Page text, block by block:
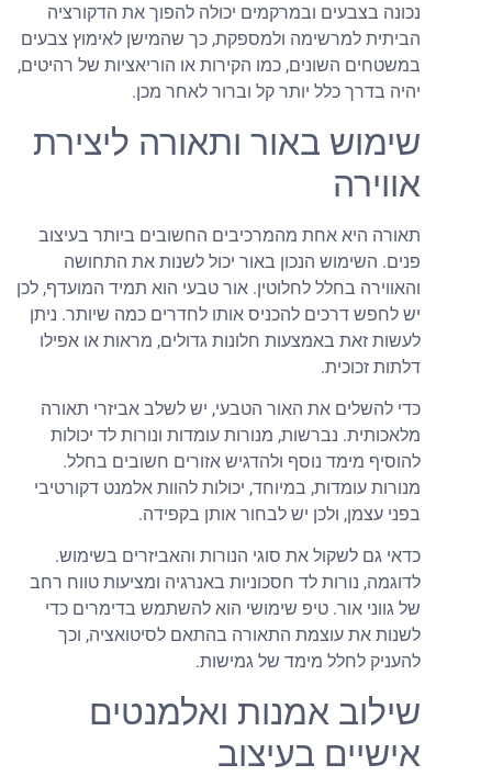
נכונה בצבעים ובמרקמים יכולה להפוך את הדקורציה
הביתית למרשימה ולמספקת, כך שהמישן לאימוץ צבעים
במשטחים השונים, כמו הקירות או הוריאציות של רהיטים,
יהיה בדרך כלל יותר קל וברור לאחר מכן.
שימוש באור ותאורה ליצירת
אווירה
תאורה היא אחת מהמרכיבים החשובים ביותר בעיצוב
פנים. השימוש הנכון באור יכול לשנות את התחושה
והאווירה בחלל לחלוטין. אור טבעי הוא תמיד המועדף, לכן
יש לחפש דרכים להכניס אותו לחדרים כמה שיותר. ניתן
לעשות זאת באמצעות חלונות גדולים, מראות או אפילו
דלתות זכוכית.
כדי להשלים את האור הטבעי, יש לשלב אביזרי תאורה
מלאכותית. נברשות, מנורות עומדות ונורות לד יכולות
להוסיף מימד נוסף ולהדגיש אזורים חשובים בחלל.
מנורות עומדות, במיוחד, יכולות להוות אלמנט דקורטיבי
בפני עצמן, ולכן יש לבחור אותן בקפידה.
כדאי גם לשקול את סוגי הנורות והאביזרים בשימוש.
לדוגמה, נורות לד חסכוניות באנרגיה ומציעות טווח רחב
של גווני אור. טיפ שימושי הוא להשתמש בדימרים כדי
לשנות את עוצמת התאורה בהתאם לסיטואציה, וכך
להעניק לחלל מימד של גמישות.
שילוב אמנות ואלמנטים
אישיים בעיצוב